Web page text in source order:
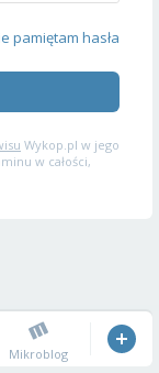
pamiętam hasła
Wykop.pl w jego
w całości,
Mikroblog